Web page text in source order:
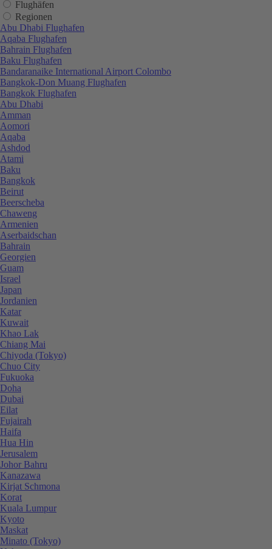
Flughäfen
Regionen
Abu Dhabi Flughafen
Aqaba Flughafen
Bahrain Flughafen
Baku Flughafen
Bandaranaike International Airport Colombo
Bangkok-Don Muang Flughafen
Bangkok Flughafen
Abu Dhabi
Amman
Aomori
Aqaba
Ashdod
Atami
Baku
Bangkok
Beirut
Beerscheba
Chaweng
Armenien
Aserbaidschan
Bahrain
Georgien
Guam
Israel
Japan
Jordanien
Katar
Kuwait
Khao Lak
Chiang Mai
Chiyoda (Tokyo)
Chuo City
Fukuoka
Doha
Dubai
Eilat
Fujairah
Haifa
Hua Hin
Jerusalem
Johor Bahru
Kanazawa
Kirjat Schmona
Korat
Kuala Lumpur
Kyoto
Maskat
Minato (Tokyo)